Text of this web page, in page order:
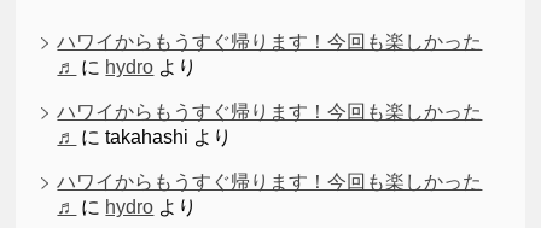
ハワイからもうすぐ帰ります！今回も楽しかった
♬
に hydro より
ハワイからもうすぐ帰ります！今回も楽しかった
♬
にtakahashi より
ハワイからもうすぐ帰ります！今回も楽しかった
♬
に hydro より